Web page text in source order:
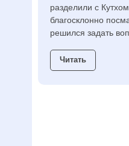
разделили с
благосклонно
решился задать
Читать